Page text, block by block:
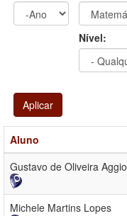
Nível:
Aplicar
Aluno
Gustavo de Oliveira Aggio
Michele Martins Lopes